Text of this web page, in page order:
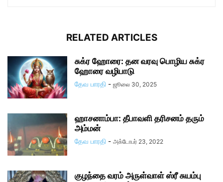
RELATED ARTICLES
சுக்ர ஹோரை: தன வரவு பொழிய சுக்ர
ஹோரை வழிபாடு
தேவ பாரதி - ஜூலை 30, 2025
ஹாசனாம்பா: தீபாவளி தரிசனம் தரும்
அம்மன்
தேவ பாரதி - அக்டோபர் 23, 2022
குழந்தை வரம் அருள்வாள் ஸ்ரீ சுயம்பு